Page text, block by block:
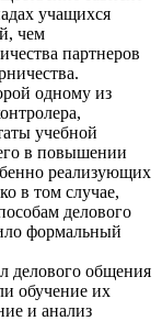
учащихся
чем
партнеров
одному из
учебной
в повышении
реализующих
в том случае,
делового
формальный
делового общения
обучение их
и анализ